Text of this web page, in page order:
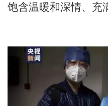
饱含温暖和深情、充